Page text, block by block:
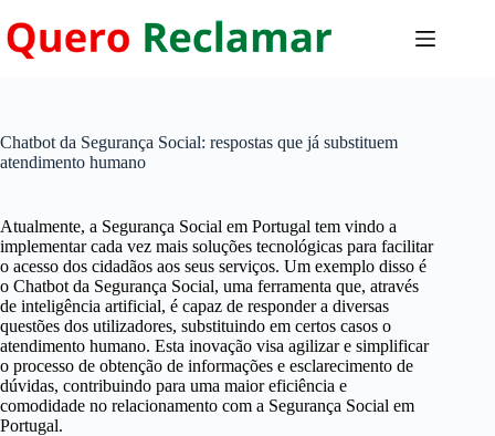
para
o
Chatbot da Segurança Social: respostas que já substituem
atendimento humano
Atualmente, a Segurança Social em Portugal tem vindo a
implementar cada vez mais soluções tecnológicas para facilitar
o acesso dos cidadãos aos seus serviços. Um exemplo disso é
o Chatbot da Segurança Social, uma ferramenta que, através
de inteligência artificial, é capaz de responder a diversas
questões dos utilizadores, substituindo em certos casos o
atendimento humano. Esta inovação visa agilizar e simplificar
o processo de obtenção de informações e esclarecimento de
dúvidas, contribuindo para uma maior eficiência e
comodidade no relacionamento com a Segurança Social em
Portugal.